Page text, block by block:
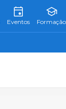
Eventos Formação